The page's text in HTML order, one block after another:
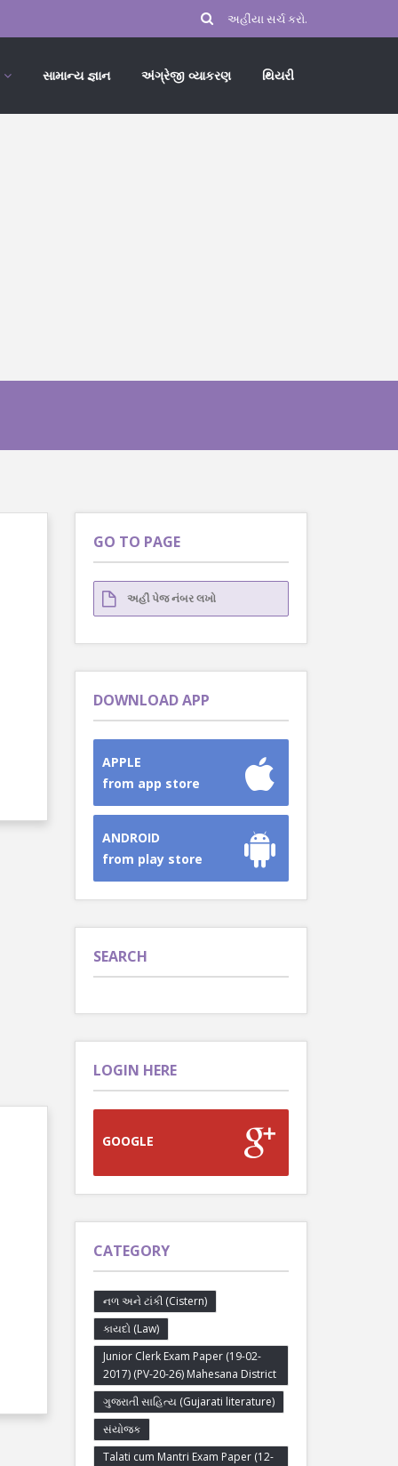
સામાન્ય જ્ઞાન અંગ્રેજી વ્યાકરણ થિયરી
GO TO PAGE
DOWNLOAD APP
APPLE
from app store
ANDROID
from play store
SEARCH
LOGIN HERE
GOOGLE
CATEGORY
નળ અને ટાંકી (Cistern)
કાયદો (Law)
Junior Clerk Exam Paper (19-02-
2017) (PV-20-26) Mahesana District
ગુજરાતી સાહિત્ય (Gujarati literature)
સંયોજક
Talati cum Mantri Exam Paper (12-